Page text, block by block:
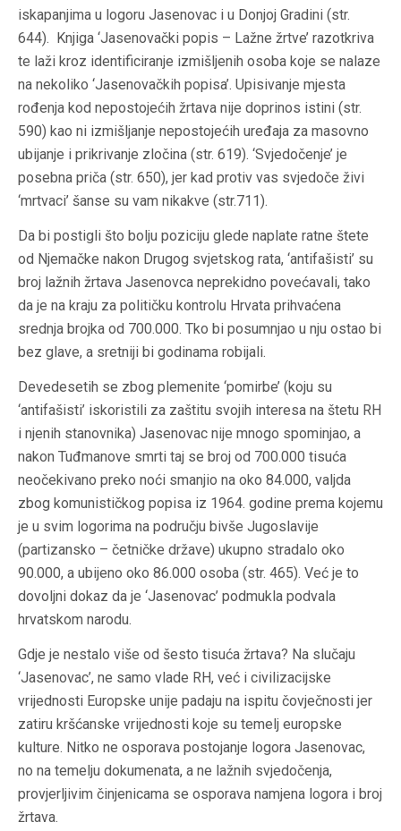
iskapanjima u logoru Jasenovac i u Donjoj Gradini (str.
644). Knjiga ‘Jasenovački popis – Lažne žrtve’ razotkriva
te laži kroz identificiranje izmišljenih osoba koje se nalaze
na nekoliko ‘Jasenovačkih popisa’. Upisivanje mjesta
rođenja kod nepostojećih žrtava nije doprinos istini (str.
590) kao ni izmišljanje nepostojećih uređaja za masovno
ubijanje i prikrivanje zločina (str. 619). ‘Svjedočenje’ je
posebna priča (str. 650), jer kad protiv vas svjedoče živi
‘mrtvaci’ šanse su vam nikakve (str.711).
Da bi postigli što bolju poziciju glede naplate ratne štete
od Njemačke nakon Drugog svjetskog rata, ‘antifašisti’ su
broj lažnih žrtava Jasenovca neprekidno povećavali, tako
da je na kraju za političku kontrolu Hrvata prihvaćena
srednja brojka od 700.000. Tko bi posumnjao u nju ostao bi
bez glave, a sretniji bi godinama robijali.
Devedesetih se zbog plemenite ‘pomirbe’ (koju su
‘antifašisti’ iskoristili za zaštitu svojih interesa na štetu RH
i njenih stanovnika) Jasenovac nije mnogo spominjao, a
nakon Tuđmanove smrti taj se broj od 700.000 tisuća
neočekivano preko noći smanjio na oko 84.000, valjda
zbog komunističkog popisa iz 1964. godine prema kojemu
je u svim logorima na području bivše Jugoslavije
(partizansko – četničke države) ukupno stradalo oko
90.000, a ubijeno oko 86.000 osoba (str. 465). Već je to
dovoljni dokaz da je ‘Jasenovac’ podmukla podvala
hrvatskom narodu.
Gdje je nestalo više od šesto tisuća žrtava? Na slučaju
‘Jasenovac’, ne samo vlade RH, već i civilizacijske
vrijednosti Europske unije padaju na ispitu čovječnosti jer
zatiru kršćanske vrijednosti koje su temelj europske
kulture. Nitko ne osporava postojanje logora Jasenovac,
no na temelju dokumenata, a ne lažnih svjedočenja,
provjerljivim činjenicama se osporava namjena logora i broj
žrtava.